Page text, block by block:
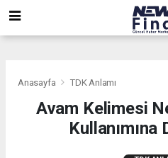
Anasayfa TDK Anlamı
Avam Kelimesi